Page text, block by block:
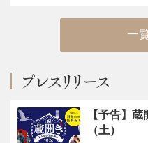
一
プレスリリース
【予告】
（土）